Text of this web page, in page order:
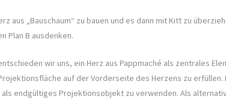
aus „Bauschaum“ zu bauen und es dann mit Kitt zu
Plan B ausdenken.
wir uns, ein Herz aus Pappmaché als zentrales
auf der Vorderseite des Herzens zu
endgültiges Projektionsobjekt zu verwenden. Als